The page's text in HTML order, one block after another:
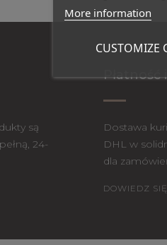
są
24-
Płatność
Dostawa
DHL w
dla
DOWIEDZ
More information
CUSTOMIZE